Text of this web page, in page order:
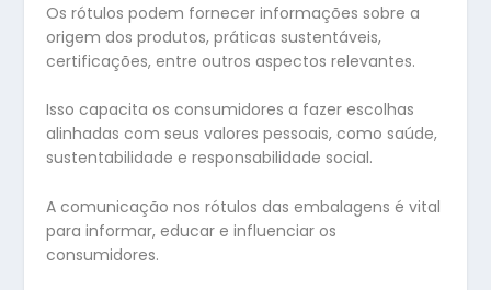
Os rótulos podem fornecer informações sobre a
origem dos produtos, práticas sustentáveis,
certificações, entre outros aspectos relevantes.
Isso capacita os consumidores a fazer escolhas
alinhadas com seus valores pessoais, como saúde,
sustentabilidade e responsabilidade social.
A comunicação nos rótulos das embalagens é vital
para informar, educar e influenciar os
consumidores.